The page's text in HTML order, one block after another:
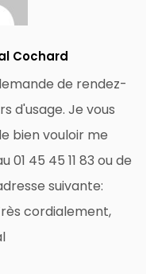
Cochard
de rendez-
d'usage. Je vous
bien vouloir me
45 45 11 83 ou de
suivante:
cordialement,